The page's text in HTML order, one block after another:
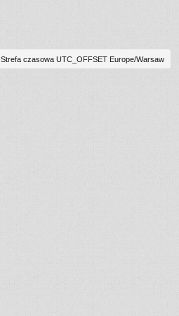
Strefa czasowa UTC_OFFSET Europe/Warsaw